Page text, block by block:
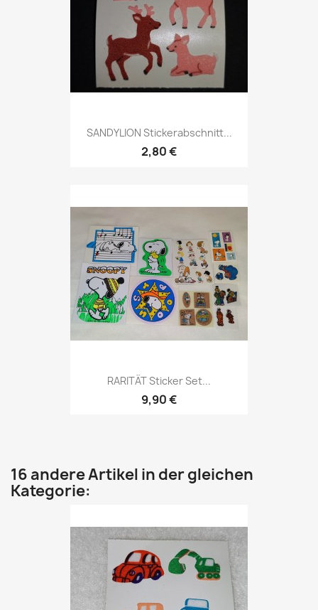
SANDYLION Stickerabschnitt...
2,80 €
RARITÄT Sticker Set...
9,90 €
16 andere Artikel in der gleichen
Kategorie: